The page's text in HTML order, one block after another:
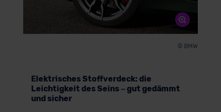
© BMW
Elektrisches Stoffverdeck: die
Leichtigkeit des Seins – gut gedämmt
und sicher